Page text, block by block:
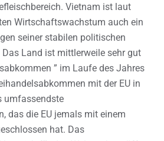
Vietnam ist laut
Wirtschaftswachstum auch ein
seiner stabilen politischen
Land ist mittlerweile sehr gut
” im Laufe des Jahres
mit der EU in
umfassendste
das die EU jemals mit einem
hat. Das